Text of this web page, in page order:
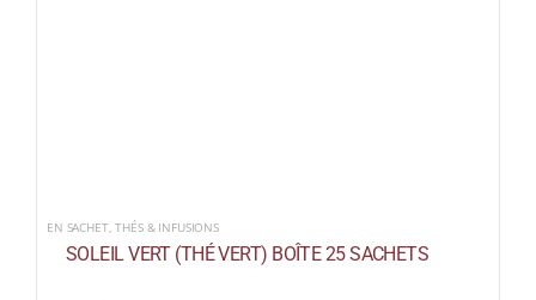
EN SACHET,THÉS & INFUSIONS
SOLEIL VERT (THÉ VERT) BOÎTE 25 SACHETS